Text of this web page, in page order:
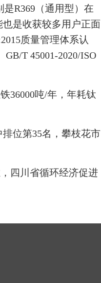
是R369（通用型）在
也是收获较多用户正面
质量管理体系认
GB/T 45001-2020/ISO
36000吨/年，年耗钛
位第35名，攀枝花市
四川省循环经济促进